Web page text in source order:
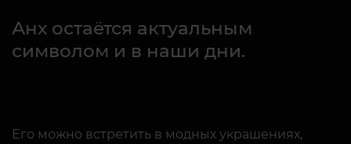
Анх остаётся актуальным
символом и в наши дни.
Его можно встретить в модных украшениях,